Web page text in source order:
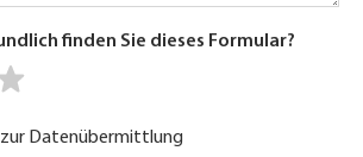
finden Sie dieses Formular?
zur Datenübermittlung